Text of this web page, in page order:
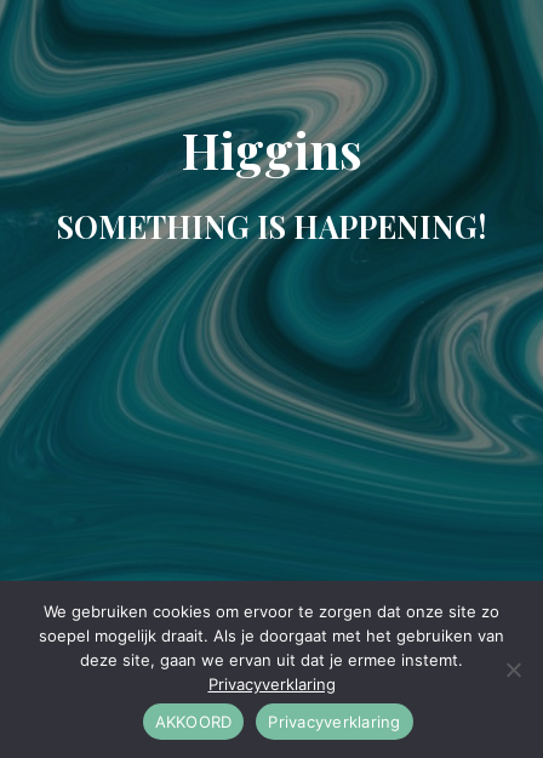
Higgins
SOMETHING IS HAPPENING!
We gebruiken cookies om ervoor te zorgen dat onze site zo
soepel mogelijk draait. Als je doorgaat met het gebruiken van
deze site, gaan we ervan uit dat je ermee instemt.
Privacyverklaring
AKKOORD
Privacyverklaring